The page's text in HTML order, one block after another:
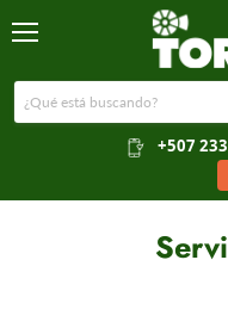
+507